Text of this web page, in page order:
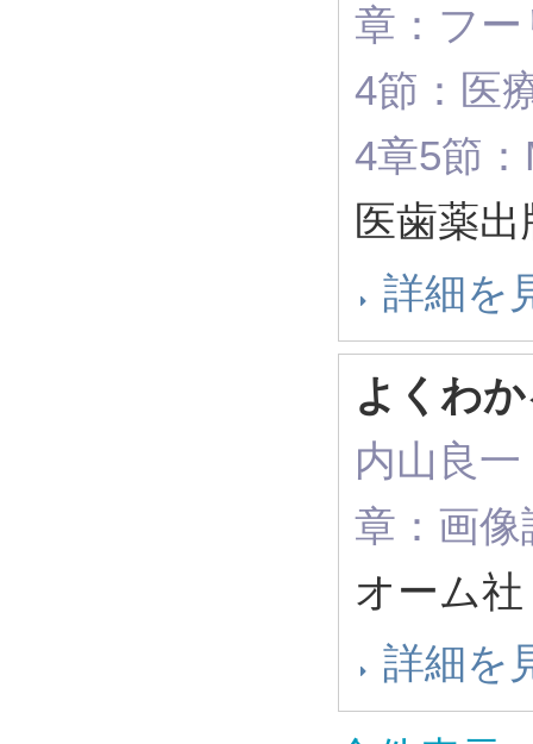
章：フ
4節：医
4章5節
医歯薬
詳細を
よくわ
内山良
章：画像
オーム
詳細を